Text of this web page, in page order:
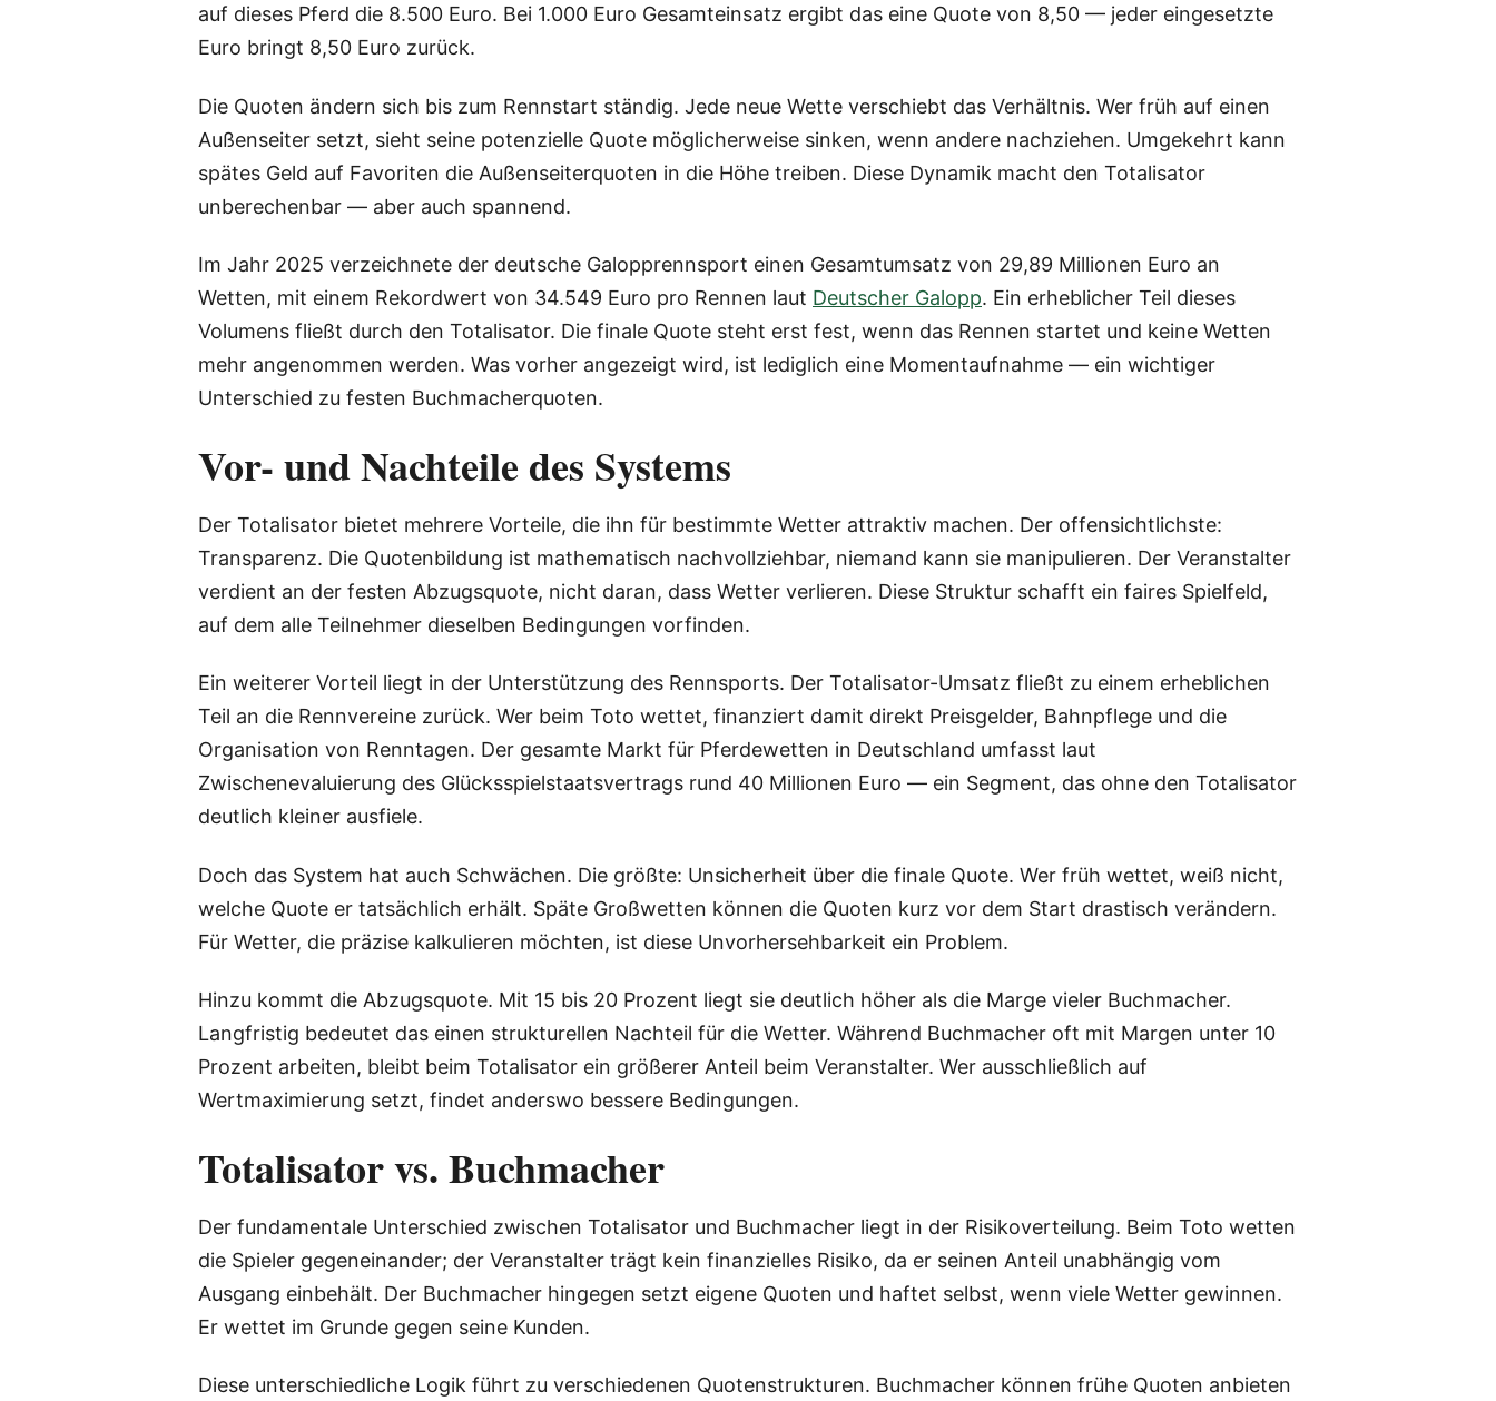
auf dieses Pferd die 8.500 Euro. Bei 1.000 Euro Gesamteinsatz ergibt das eine Quote von 8,50 — jeder eingesetzte
Euro bringt 8,50 Euro zurück.
Die Quoten ändern sich bis zum Rennstart ständig. Jede neue Wette verschiebt das Verhältnis. Wer früh auf einen
Außenseiter setzt, sieht seine potenzielle Quote möglicherweise sinken, wenn andere nachziehen. Umgekehrt kann
spätes Geld auf Favoriten die Außenseiterquoten in die Höhe treiben. Diese Dynamik macht den Totalisator
unberechenbar — aber auch spannend.
Im Jahr 2025 verzeichnete der deutsche Galopprennsport einen Gesamtumsatz von 29,89 Millionen Euro an
Wetten, mit einem Rekordwert von 34.549 Euro pro Rennen laut Deutscher Galopp. Ein erheblicher Teil dieses
Volumens fließt durch den Totalisator. Die finale Quote steht erst fest, wenn das Rennen startet und keine Wetten
mehr angenommen werden. Was vorher angezeigt wird, ist lediglich eine Momentaufnahme — ein wichtiger
Unterschied zu festen Buchmacherquoten.
Vor- und Nachteile des Systems
Der Totalisator bietet mehrere Vorteile, die ihn für bestimmte Wetter attraktiv machen. Der offensichtlichste:
Transparenz. Die Quotenbildung ist mathematisch nachvollziehbar, niemand kann sie manipulieren. Der Veranstalter
verdient an der festen Abzugsquote, nicht daran, dass Wetter verlieren. Diese Struktur schafft ein faires Spielfeld,
auf dem alle Teilnehmer dieselben Bedingungen vorfinden.
Ein weiterer Vorteil liegt in der Unterstützung des Rennsports. Der Totalisator-Umsatz fließt zu einem erheblichen
Teil an die Rennvereine zurück. Wer beim Toto wettet, finanziert damit direkt Preisgelder, Bahnpflege und die
Organisation von Renntagen. Der gesamte Markt für Pferdewetten in Deutschland umfasst laut
Zwischenevaluierung des Glücksspielstaatsvertrags rund 40 Millionen Euro — ein Segment, das ohne den Totalisator
deutlich kleiner ausfiele.
Doch das System hat auch Schwächen. Die größte: Unsicherheit über die finale Quote. Wer früh wettet, weiß nicht,
welche Quote er tatsächlich erhält. Späte Großwetten können die Quoten kurz vor dem Start drastisch verändern.
Für Wetter, die präzise kalkulieren möchten, ist diese Unvorhersehbarkeit ein Problem.
Hinzu kommt die Abzugsquote. Mit 15 bis 20 Prozent liegt sie deutlich höher als die Marge vieler Buchmacher.
Langfristig bedeutet das einen strukturellen Nachteil für die Wetter. Während Buchmacher oft mit Margen unter 10
Prozent arbeiten, bleibt beim Totalisator ein größerer Anteil beim Veranstalter. Wer ausschließlich auf
Wertmaximierung setzt, findet anderswo bessere Bedingungen.
Totalisator vs. Buchmacher
Der fundamentale Unterschied zwischen Totalisator und Buchmacher liegt in der Risikoverteilung. Beim Toto wetten
die Spieler gegeneinander; der Veranstalter trägt kein finanzielles Risiko, da er seinen Anteil unabhängig vom
Ausgang einbehält. Der Buchmacher hingegen setzt eigene Quoten und haftet selbst, wenn viele Wetter gewinnen.
Er wettet im Grunde gegen seine Kunden.
Diese unterschiedliche Logik führt zu verschiedenen Quotenstrukturen. Buchmacher können frühe Quoten anbieten